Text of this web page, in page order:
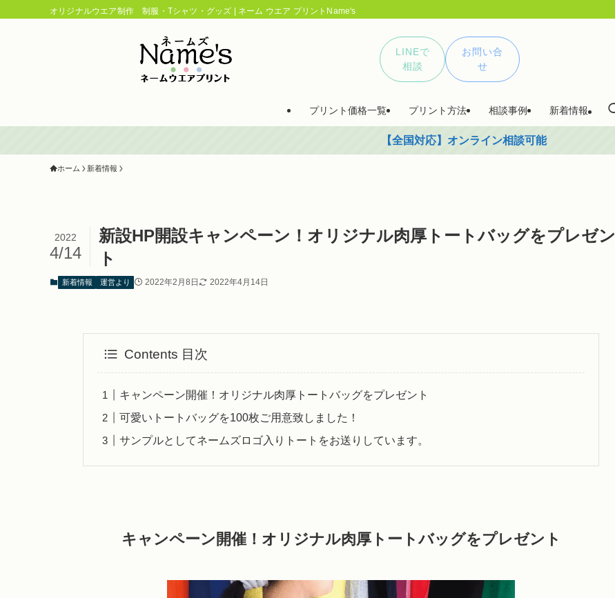
オリジナルウエア制作 制服・Tシャツ・グッズ | ネーム ウエア プリントName's
プリント価格一覧 プリント方法 相談事例 新着情報
LINEで
相談
お問い合
せ
【全国対応】オンライン相談可能
ホーム 新着情報
新設HP開設キャンペーン！オリジナル肉厚トートバッグをプレゼン
ト
2022
4/14
新着情報 運営より 2022年2月8日 2022年4月14日
Contents 目次
キャンペーン開催！オリジナル肉厚トートバッグをプレゼント
可愛いトートバッグを100枚ご用意致しました！
サンプルとしてネームズロゴ入りトートをお送りしています。
キャンペーン開催！オリジナル肉厚トートバッグをプレゼント